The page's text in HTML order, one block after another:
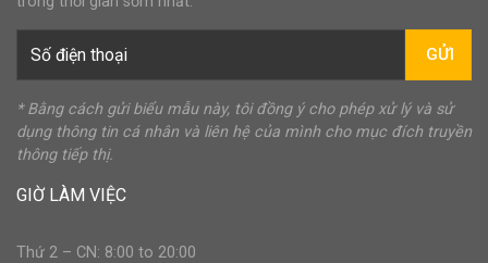
GỬI
* Bằng cách gửi biểu mẫu này, tôi đồng ý cho phép xử lý và sử
dụng thông tin cá nhân và liên hệ của mình cho mục đích truyền
thông tiếp thị.
GIỜ LÀM VIỆC
Thứ 2 – CN: 8:00 to 20:00